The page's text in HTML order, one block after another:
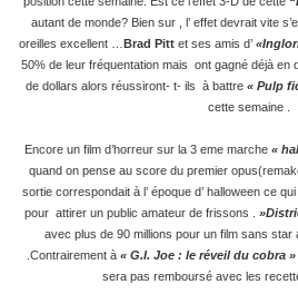
autant de monde? Bien sur , l’ effet devrait vite
oreilles excellent … Brad Pitt et ses amis d’
50% de leur fréquentation mais ont gagné déjà en
de dollars alors réussiront- t- ils à battre « Pulp
cette semaine .
Encore un film d’horreur sur la 3 eme marche «
quand on pense au score du premier
sortie correspondait à l’ époque d’ halloween ce
pour attirer un public amateur de frissons .
avec plus de 90 millions pour un film sans star
.Contrairement à « G.I. Joe : le réveil du cobra »
sera pas remboursé avec les